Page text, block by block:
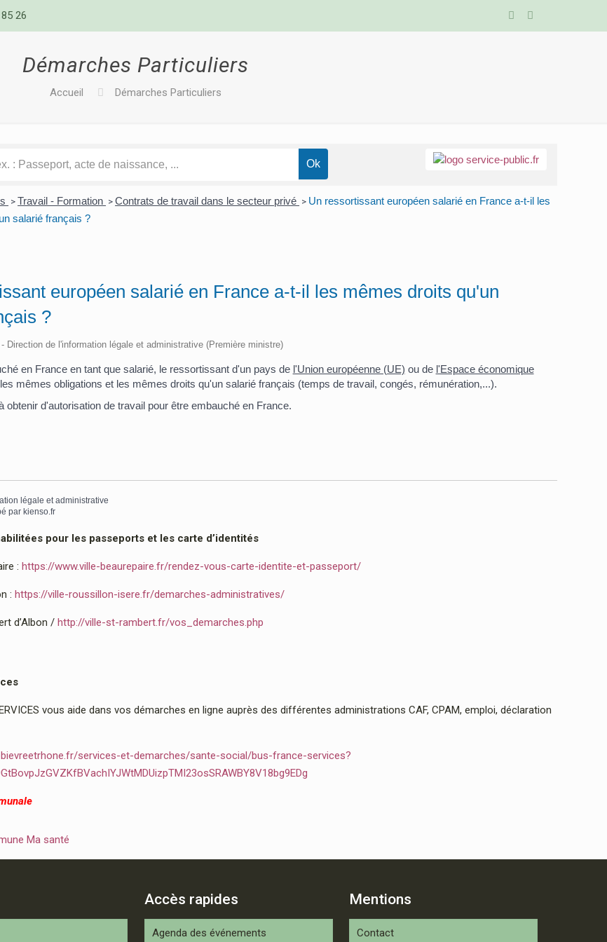
26
Démarches Particuliers
Accueil Démarches Particuliers
> Travail - Formation > Contrats de travail dans le secteur privé > Un ressortissant européen salarié en France a-t-il les
salarié français ?
européen salarié en France a-t-il les mêmes droits qu'un
?
Direction de l'information légale et administrative (Première ministre)
en France en tant que salarié, le ressortissant d'un pays de l'Union européenne (UE) ou de l'Espace économique
mêmes obligations et les mêmes droits qu'un salarié français (temps de travail, congés, rémunération,...).
obtenir d'autorisation de travail pour être embauché en France.
légale et administrative
par kienso.fr
pour les passeports et les carte d’identités
: https://www.ville-beaurepaire.fr/rendez-vous-carte-identite-et-passeport/
: https://ville-roussillon-isere.fr/demarches-administratives/
d’Albon / http://ville-st-rambert.fr/vos_demarches.php
vous aide dans vos démarches en ligne auprès des différentes administrations CAF, CPAM, emploi, déclaration
services-et-demarches/sante-social/bus-france-services?
Ma santé
Accès rapides
Agenda des événements
Mentions
Contact